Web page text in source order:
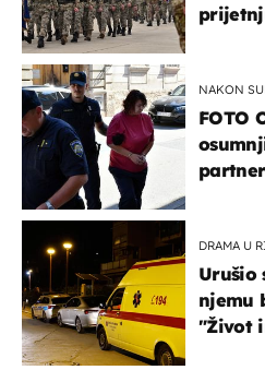
NAKON
FOTO
DRAMA U
Urušio
njemu
"Život